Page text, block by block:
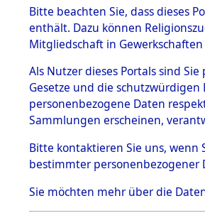
BESTÄNDE
1.
mente
5. Verschiedenes
5.3
Todesmärsche
5.3.1 Alliierte
Erhebungen
zu
Todesmärsch
en
5.3.2
Bitte beachten Sie, dass dieses
enthält. Dazu können
Mitgliedschaft in
Als Nutzer dieses Portals sind
Gesetze und die
personenbezogene Daten
Sammlungen erscheinen,
Bitte kontaktieren Sie uns, wenn
bestimmter personenbezogener
Sie möchten mehr über die